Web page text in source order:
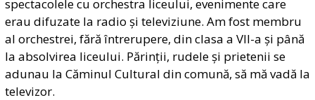
spectacolele cu orchestra liceului, evenimente care
erau difuzate la radio și televiziune. Am fost membru
al orchestrei, fără întrerupere, din clasa a VII-a și până
la absolvirea liceului. Părinții, rudele și prietenii se
adunau la Căminul Cultural din comună, să mă vadă la
televizor.